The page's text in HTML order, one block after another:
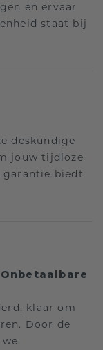
en ervaar
staat bij
deskundige
jouw tijdloze
garantie biedt
klaar om
Door de